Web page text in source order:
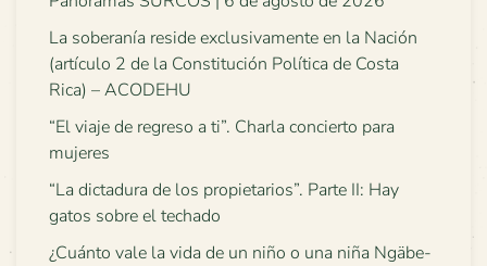
La soberanía reside exclusivamente en la Nación
(artículo 2 de la Constitución Política de Costa
Rica) – ACODEHU
“El viaje de regreso a ti”. Charla concierto para
mujeres
“La dictadura de los propietarios”. Parte II: Hay
gatos sobre el techado
¿Cuánto vale la vida de un niño o una niña Ngäbe-